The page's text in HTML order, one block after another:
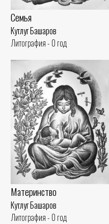
Семья
Кутлуг Башаров
Литография - 0 год
Материнство
Кутлуг Башаров
Литография - 0 год